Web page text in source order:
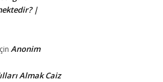
|
Anonim
Almak Caiz